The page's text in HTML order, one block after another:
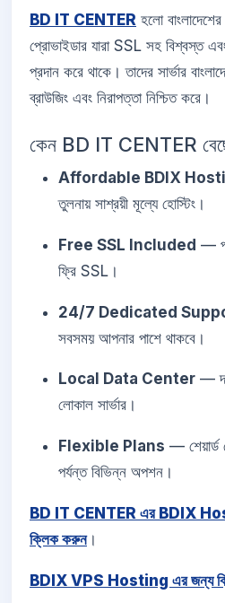
BD IT CENTER হলো
প্রোভাইডার যারা SSL সহ বিশ্বস্ত
প্রদান করে থাকে। তাদের সার্ভার
ব্রাউজিং এবং নিরাপত্তা নিশ্চিত করে।
কেন BD IT CENTER
Affordable BDIX
তুলনায় সাশ্রয়ী মূল্যে হোস্টিং।
Free SSL Included —
ফ্রি SSL।
24/7 Dedicated
সবসময় আপনার পাশে থাকবে।
Local Data Center —
লোকাল সার্ভার।
Flexible Plans —
পর্যন্ত বিভিন্ন অপশন।
BD IT CENTER এর BDIX
ক্লিক করুন।
BDIX VPS Hosting এর জন্য